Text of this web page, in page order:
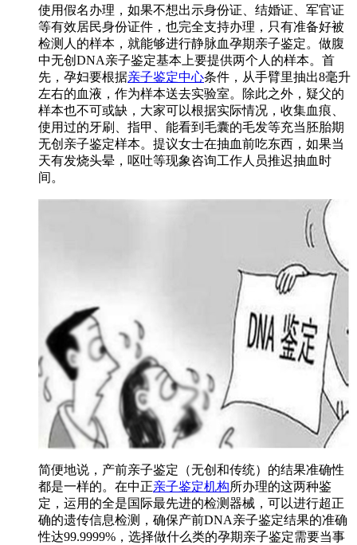
使用假名办理，如果不想出示身份证、结婚证、军官证
等有效居民身份证件，也完全支持办理，只有准备好被
检测人的样本，就能够进行静脉血孕期亲子鉴定。做腹
中无创DNA亲子鉴定基本上要提供两个人的样本。首
先，孕妇要根据亲子鉴定中心条件，从手臂里抽出8毫升
左右的血液，作为样本送去实验室。除此之外，疑父的
样本也不可或缺，大家可以根据实际情况，收集血痕、
使用过的牙刷、指甲、能看到毛囊的毛发等充当胚胎期
无创亲子鉴定样本。提议女士在抽血前吃东西，如果当
天有发烧头晕，呕吐等现象咨询工作人员推迟抽血时
间。
简便地说，产前亲子鉴定（无创和传统）的结果准确性
都是一样的。在中正亲子鉴定机构所办理的这两种鉴
定，运用的全是国际最先进的检测器械，可以进行超正
确的遗传信息检测，确保产前DNA亲子鉴定结果的准确
性达99.9999%，选择做什么类的孕期亲子鉴定需要当事